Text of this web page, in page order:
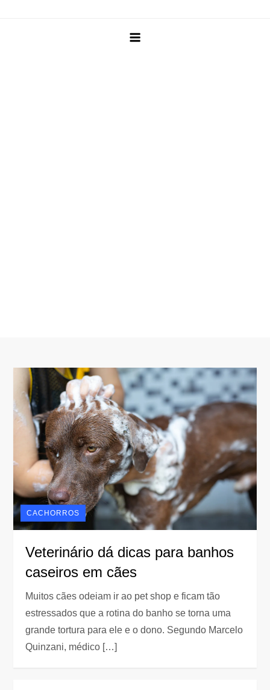
CACHORROS
Veterinário dá dicas para banhos
caseiros em cães
Muitos cães odeiam ir ao pet shop e ficam tão
estressados que a rotina do banho se torna uma
grande tortura para ele e o dono. Segundo Marcelo
Quinzani, médico […]